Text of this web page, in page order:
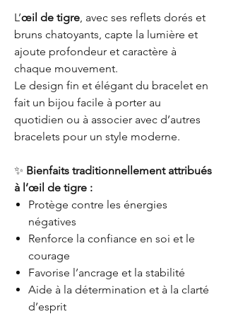
L’œil de tigre, avec ses reflets dorés et
bruns chatoyants, capte la lumière et
ajoute profondeur et caractère à
chaque mouvement.
Le design fin et élégant du bracelet en
fait un bijou facile à porter au
quotidien ou à associer avec d’autres
bracelets pour un style moderne.
✨ Bienfaits traditionnellement attribués
à l’œil de tigre :
Protège contre les énergies
négatives
Renforce la confiance en soi et le
courage
Favorise l’ancrage et la stabilité
Aide à la détermination et à la clarté
d’esprit